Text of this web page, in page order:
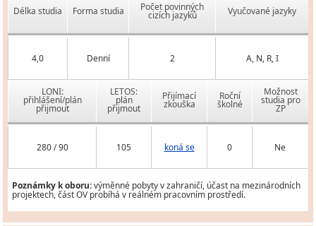
Délka studia Forma studia Počet povinných
cizích jazyků Vyučované jazyky
4,0 Denní 2 A, N, R, I
LONI:
přihlášení/plán
přijmout
LETOS:
plán
přijmout
Přijímací
zkouška
Roční
školné
Možnost
studia pro
ZP
280 / 90 105 koná se 0 Ne
Poznámky k oboru:výměnné pobyty v zahraničí, účast na mezinárodních
projektech, část OV probíhá v reálném pracovním prostředí.